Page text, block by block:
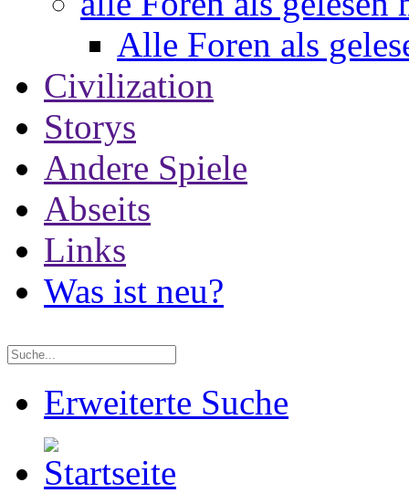
Alle Foren als
Civilization
Storys
Andere Spiele
Abseits
Links
Was ist neu?
Erweiterte Suche